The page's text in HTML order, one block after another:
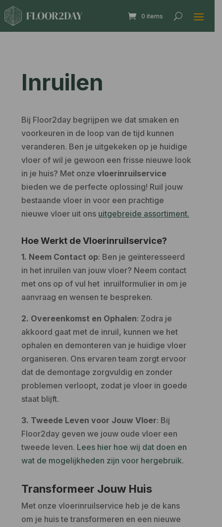
0 items
Inruilen
Bij Floor2day begrijpen we dat smaken en
voorkeuren in de loop van de tijd kunnen
veranderen. Ben je uitgekeken op je huidige
vloer of wil je gewoon een frisse nieuwe look
in je huis? Met onzevloerinruilservice
bieden we de perfecte oplossing! Ruil jouw
bestaande vloer in voor een prachtige
nieuwe vloer uit ons uitgebreide assortiment.
Hoe Werkt de Vloerinruilservice?
1. Neem Contact op: Ben je geïnteresseerd
in het inruilen van jouw vloer? Neem contact
met ons op of vul het inruilformulier in om je
aanvraag en wensen te bespreken.
2. Overeenkomst en Ophalen: Zodra je
akkoord gaat met de inruil, kunnen we het
ophalen en demonteren van je huidige vloer
organiseren. Ons ervaren team zorgt ervoor
dat de demontage zorgvuldig en zonder
problemen verloopt, zodat je vloer in goede
staat blijft.
3. Tweede Leven voor Jouw Vloer: Bij
Floor2day geven we jouw oude vloer een
tweede leven. Lees hier hoe wij dat doen en
wat de mogelijkheden zijn voor hergebruik.
Transformeer Jouw Huis
Met onze vloerinruilservice heb je de kans
om je huis te transformeren en een nieuwe